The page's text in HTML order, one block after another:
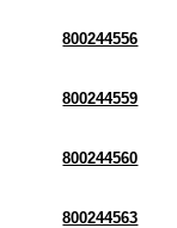
800244556
800244559
800244560
800244563